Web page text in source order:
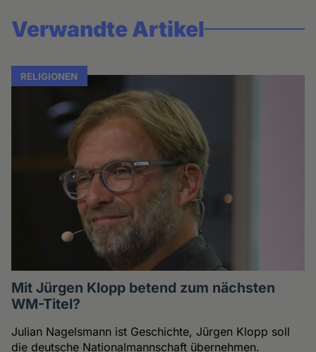
Verwandte Artikel
RELIGIONEN
Mit Jürgen Klopp betend zum nächsten
WM-Titel?
Julian Nagelsmann ist Geschichte, Jürgen Klopp soll
die deutsche Nationalmannschaft übernehmen.